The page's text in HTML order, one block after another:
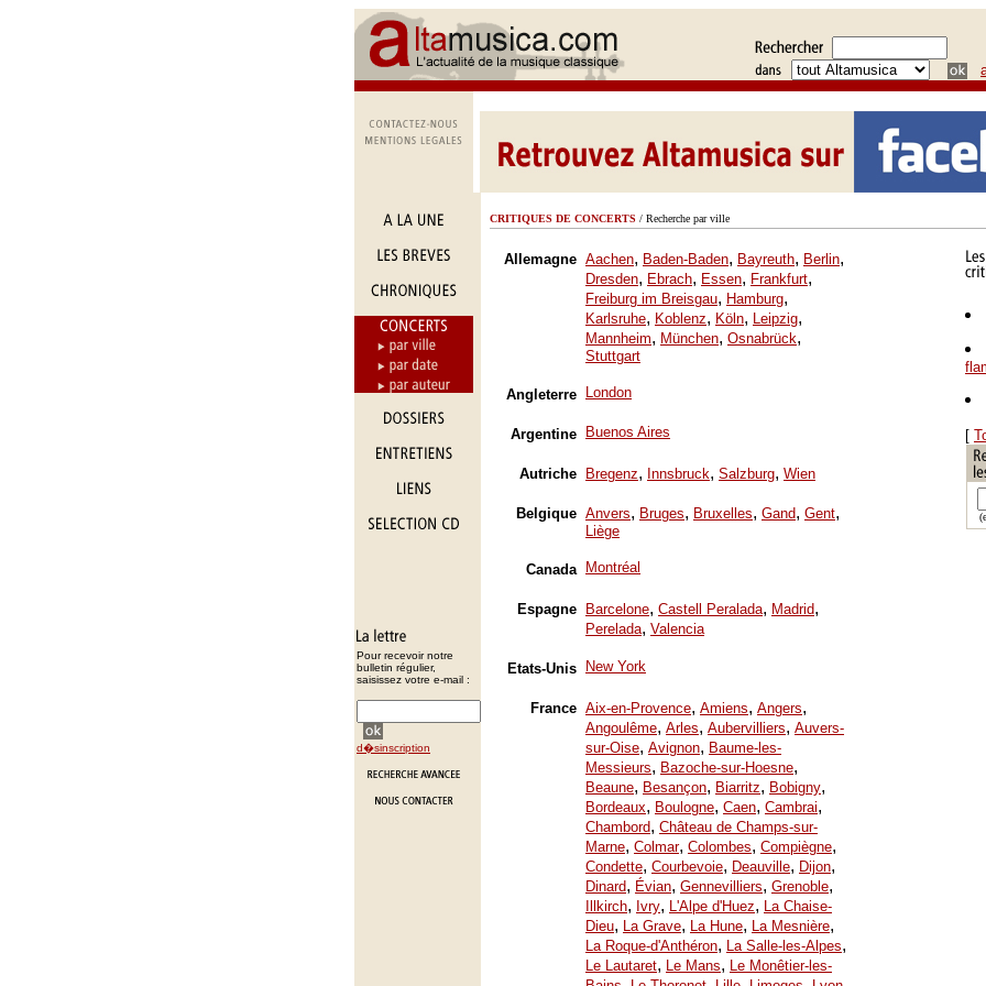
Pour recevoir notre
bulletin régulier,
saisissez votre e-mail :
d�sinscription
CRITIQUES DE CONCERTS / Recherche par ville
Allemagne Aachen, Baden-Baden, Bayreuth, Berlin,
Dresden, Ebrach, Essen, Frankfurt,
Freiburg im Breisgau, Hamburg,
Karlsruhe, Koblenz, Köln, Leipzig,
Mannheim, München, Osnabrück,
Stuttgart
Angleterre London
Argentine Buenos Aires
Autriche Bregenz, Innsbruck, Salzburg, Wien
Belgique Anvers, Bruges, Bruxelles, Gand, Gent,
Liège
Canada Montréal
Espagne Barcelone, Castell Peralada, Madrid,
Perelada, Valencia
Etats-Unis New York
France Aix-en-Provence, Amiens, Angers,
Angoulême, Arles, Aubervilliers, Auvers-
sur-Oise, Avignon, Baume-les-
Messieurs, Bazoche-sur-Hoesne,
Beaune, Besançon, Biarritz, Bobigny,
Bordeaux, Boulogne, Caen, Cambrai,
Chambord, Château de Champs-sur-
Marne, Colmar, Colombes, Compiègne,
Condette, Courbevoie, Deauville, Dijon,
Dinard, Évian, Gennevilliers, Grenoble,
Illkirch, Ivry, L'Alpe d'Huez, La Chaise-
Dieu, La Grave, La Hune, La Mesnière,
La Roque-d'Anthéron, La Salle-les-Alpes,
Le Lautaret, Le Mans, Le Monêtier-les-
[